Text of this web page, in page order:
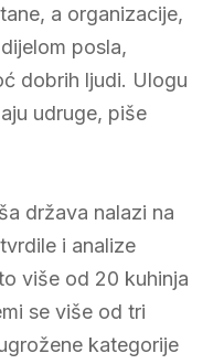
a organizacije,
posla,
dobrih ljudi. Ulogu
udruge, piše
država nalazi na
i analize
više od 20 kuhinja
se više od tri
kategorije